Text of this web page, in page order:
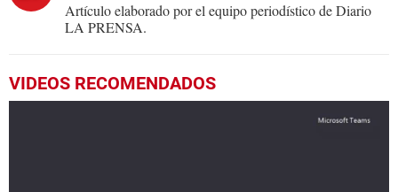
Artículo elaborado por el equipo periodístico de Diario
LA PRENSA.
VIDEOS RECOMENDADOS